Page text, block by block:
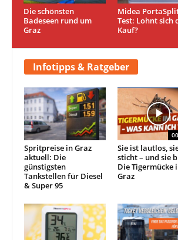
Die schönsten
Badeseen rund um
Graz
Midea
Test: Lohnt sich
Kauf?
Infotipps & Ratgeber
Spritpreise in Graz
aktuell: Die
günstigsten
Tankstellen für Diesel
& Super 95
Sie ist lautlos,
sticht – und sie
Die Tigermücke
Graz